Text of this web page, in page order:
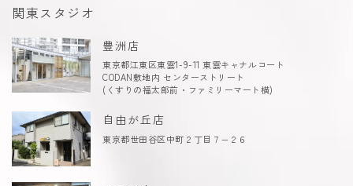
関東スタジオ
豊洲店
東京都江東区東雲1-9-11 東雲キャナルコート
CODAN敷地内 センターストリート
(くすりの福太郎前・ファミリーマート横)
自由が丘店
東京都世田谷区中町２丁目７−２６